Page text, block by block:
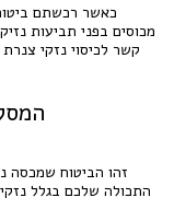
כאשר רכשתם
מכוסים בפני תביעות
קשר לכיסוי נזקי
זהו הביטוח שמכסה
התכולה שלכם בגלל